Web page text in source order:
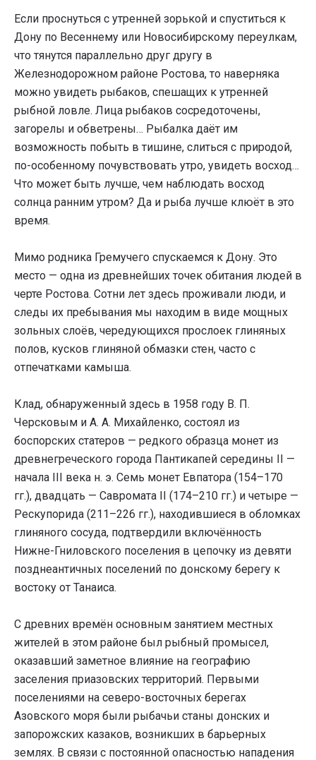
Если проснуться с утренней зорькой и спуститься к
Дону по Весеннему или Новосибирскому переулкам,
что тянутся параллельно друг другу в
Железнодорожном районе Ростова, то наверняка
можно увидеть рыбаков, спешащих к утренней
рыбной ловле. Лица рыбаков сосредоточены,
загорелы и обветрены… Рыбалка даёт им
возможность побыть в тишине, слиться с природой,
по-особенному почувствовать утро, увидеть восход…
Что может быть лучше, чем наблюдать восход
солнца ранним утром? Да и рыба лучше клюёт в это
время.
Мимо родника Гремучего спускаемся к Дону. Это
место — одна из древнейших точек обитания людей в
черте Ростова. Сотни лет здесь проживали люди, и
следы их пребывания мы находим в виде мощных
зольных слоёв, чередующихся прослоек глиняных
полов, кусков глиняной обмазки стен, часто с
отпечатками камыша.
Клад, обнаруженный здесь в 1958 году В. П.
Черсковым и А. А. Михайленко, состоял из
боспорских статеров — редкого образца монет из
древнегреческого города Пантикапей середины II —
начала III века н. э. Семь монет Евпатора (154–170
гг.), двадцать — Савромата II (174–210 гг.) и четыре —
Рескупорида (211–226 гг.), находившиеся в обломках
глиняного сосуда, подтвердили включённость
Нижне-Гниловского поселения в цепочку из девяти
позднеантичных поселений по донскому берегу к
востоку от Танаиса.
С древних времён основным занятием местных
жителей в этом районе был рыбный промысел,
оказавший заметное влияние на географию
заселения приазовских территорий. Первыми
поселениями на северо-восточных берегах
Азовского моря были рыбачьи станы донских и
запорожских казаков, возникших в барьерных
землях. В связи с постоянной опасностью нападения